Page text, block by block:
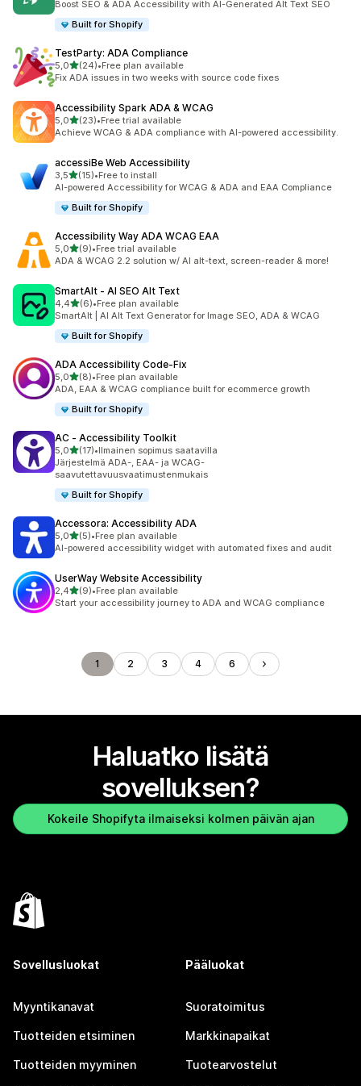
Boost SEO & ADA Accessibility with AI-Generated Alt Text SEO
Built for Shopify
TestParty: ADA Compliance
5,0/ 5 tähteä
(24)
24 arvostelua yhteensä
•Free plan available
Fix ADA issues in two weeks with source code fixes
Accessibility Spark ADA & WCAG
5,0/ 5 tähteä
(23)
23 arvostelua yhteensä
•Free trial available
Achieve WCAG & ADA compliance with AI-powered accessibility.
accessiBe Web Accessibility
3,5/ 5 tähteä
(15)
15 arvostelua yhteensä
•Free to install
AI-powered Accessibility for WCAG & ADA and EAA Compliance
Built for Shopify
Accessibility Way ADA WCAG EAA
5,0/ 5 tähteä
(9)
9 arvostelua yhteensä
•Free trial available
ADA & WCAG 2.2 solution w/ AI alt-text, screen-reader & more!
SmartAlt ‑ AI SEO Alt Text
4,4/ 5 tähteä
(6)
6 arvostelua yhteensä
•Free plan available
SmartAlt | AI Alt Text Generator for Image SEO, ADA & WCAG
Built for Shopify
ADA Accessibility Code‑Fix
5,0/ 5 tähteä
(8)
8 arvostelua yhteensä
•Free plan available
ADA, EAA & WCAG compliance built for ecommerce growth
Built for Shopify
AC ‑ Accessibility Toolkit
5,0/ 5 tähteä
(17)
17 arvostelua yhteensä
•Ilmainen sopimus saatavilla
Järjestelmä ADA-, EAA- ja WCAG-
saavutettavuusvaatimustenmukais
Built for Shopify
Accessora: Accessibility ADA
5,0/ 5 tähteä
(5)
5 arvostelua yhteensä
•Free plan available
AI-powered accessibility widget with automated fixes and audit
UserWay Website Accessibility
2,4/ 5 tähteä
(9)
9 arvostelua yhteensä
•Free plan available
Start your accessibility journey to ADA and WCAG compliance
1 2 3 4 6
Haluatko lisätä
sovelluksen?
Kokeile Shopifyta ilmaiseksi kolmen päivän ajan
Sovellusluokat
Myyntikanavat
Tuotteiden etsiminen
Tuotteiden myyminen
Pääluokat
Suoratoimitus
Markkinapaikat
Tuotearvostelut